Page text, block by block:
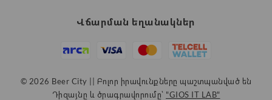
© 2026 Beer City || Բոլոր իրավունքները պաշտպանված են
Դիզայնը և ծրագրավորումը՝ "GIOS IT LAB"
Վճարման եղանակներ